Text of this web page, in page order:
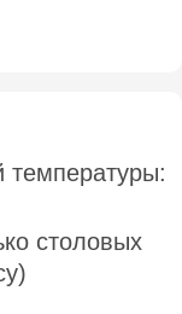
температуры:
столовых